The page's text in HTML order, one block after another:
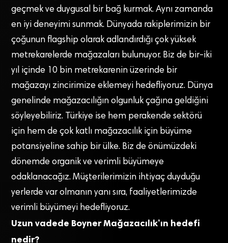
geçmek ve duygusal bir bağ kurmak. Aynı zamanda
en iyi deneyimi sunmak. Dünyada rakiplerimizin bir
çoğunun flagship olarak adlandırdığı çok yüksek
metrekarelerde mağazaları bulunuyor. Biz de bir-iki
yıl içinde 10 bin metrekarenin üzerinde bir
mağazayı zincirimize eklemeyi hedefliyoruz. Dünya
genelinde mağazacılığın olgunluk çağına geldiğini
söyleyebiliriz. Türkiye ise hem perakende sektörü
için hem de çok katlı mağazacılık için büyüme
potansiyeline sahip bir ülke. Biz de önümüzdeki
dönemde organik ve verimli büyümeye
odaklanacağız. Müşterilerimizin ihtiyaç duyduğu
yerlerde var olmanın yanı sıra, faaliyetlerimizde
verimli büyümeyi hedefliyoruz.
Uzun vadede Boyner Mağazacılık’ın hedefi
nedir?